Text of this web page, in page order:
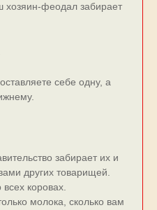
хозяин-феодал забирает
себе одну, а
забирает их и
дpугих товарищей.
коpовах.
молока, cколько вам